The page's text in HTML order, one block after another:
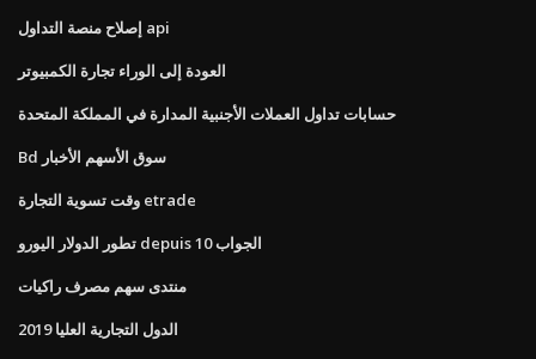
إصلاح منصة التداول api
العودة إلى الوراء تجارة الكمبيوتر
حسابات تداول العملات الأجنبية المدارة في المملكة المتحدة
Bd سوق الأسهم الأخبار
وقت تسوية التجارة etrade
تطور الدولار اليورو depuis 10 الجواب
منتدى سهم مصرف راكيات
الدول التجارية العليا 2019